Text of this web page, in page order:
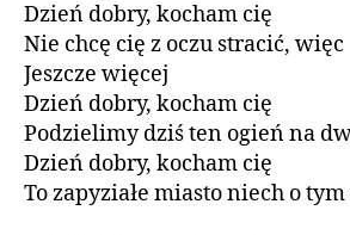
Dzień dobry, kocham cię
Nie chcę cię z oczu stracić, więc
Jeszcze więcej
Dzień dobry, kocham cię
Podzielimy dziś ten ogień na
Dzień dobry, kocham cię
To zapyziałe miasto niech o